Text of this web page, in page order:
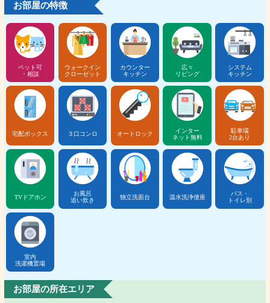
お部屋の特徴
ペット可
・相談
ウォークイン
クローゼット
カウンター
キッチン
広々
リビング
システム
キッチン
宅配ボックス ３口コンロ オートロック
インター
ネット無料
駐車場
2台あり
TVドアホン
お風呂
追い炊き
独立洗面台 温水洗浄便座
バス・
トイレ別
室内
洗濯機置場
お部屋の所在エリア